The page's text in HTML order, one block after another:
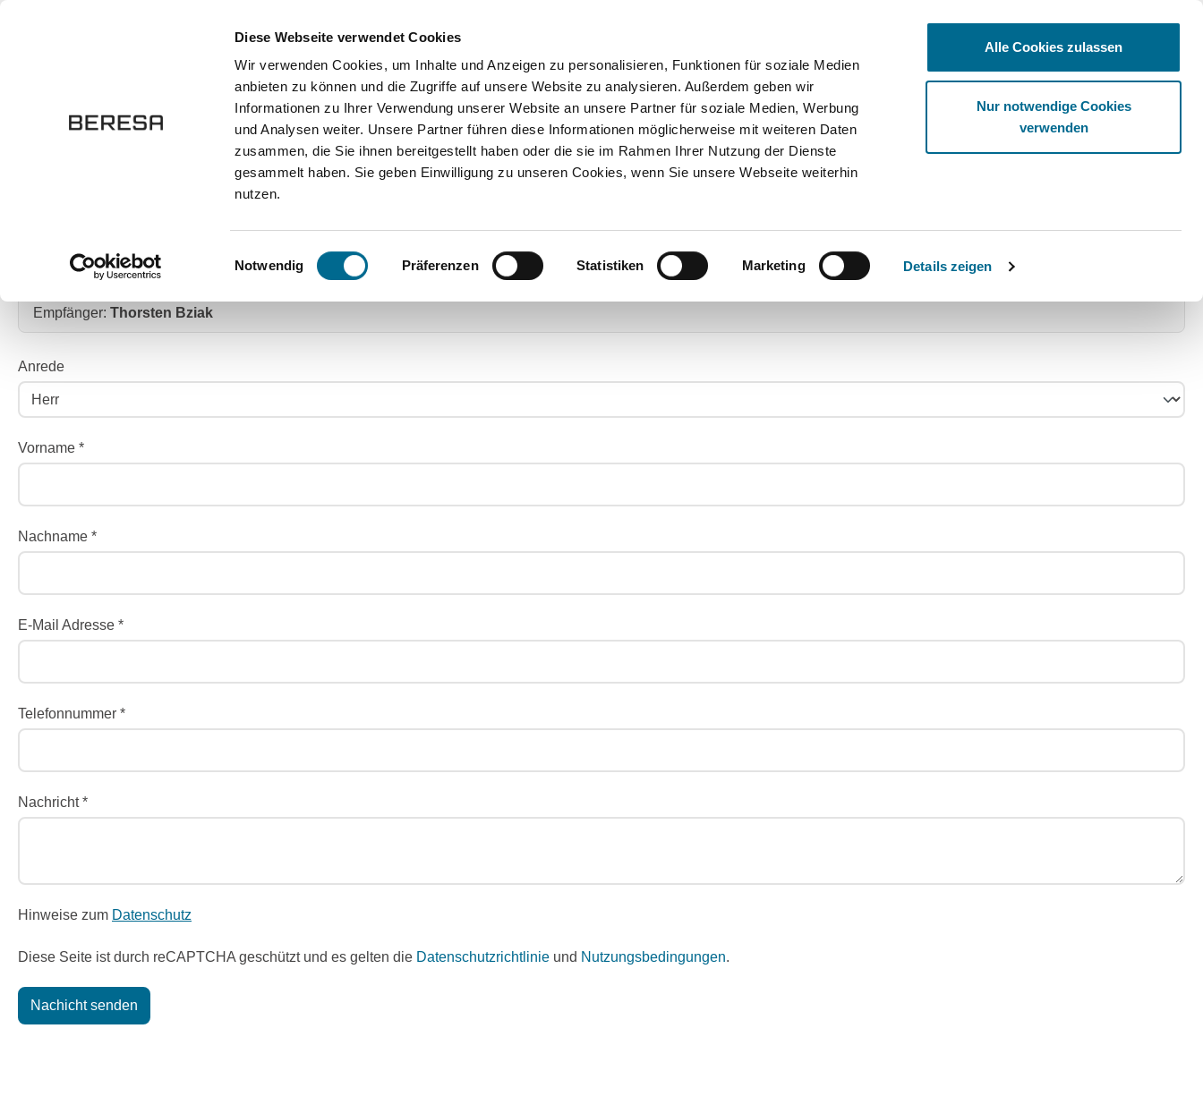
Diese Webseite verwendet Cookies
Wir verwenden Cookies, um Inhalte und Anzeigen zu personalisieren, Funktionen für soziale Medien
anbieten zu können und die Zugriffe auf unsere Website zu analysieren. Außerdem geben wir
Informationen zu Ihrer Verwendung unserer Website an unsere Partner für soziale Medien, Werbung
und Analysen weiter. Unsere Partner führen diese Informationen möglicherweise mit weiteren Daten
zusammen, die Sie ihnen bereitgestellt haben oder die sie im Rahmen Ihrer Nutzung der Dienste
gesammelt haben. Sie geben Einwilligung zu unseren Cookies, wenn Sie unsere Webseite weiterhin
nutzen.
Einwilligungsauswahl
Notwendig Präferenzen Statistiken Marketing Details zeigen
Alle Cookies zulassen
Nur notwendige Cookies
verwenden
Onlineshop
Ansprechpartnersuche Nachricht senden
ANSPRECHPARTNER KONTAKTIEREN
Empfänger:
Empfänger: Thorsten Bziak
Anrede
Vorname *
Nachname *
E-Mail Adresse *
Telefonnummer *
Nachricht *
Hinweise zum Datenschutz
Diese Seite ist durch reCAPTCHA geschützt und es gelten die Datenschutzrichtlinie und Nutzungsbedingungen.
Nachicht senden